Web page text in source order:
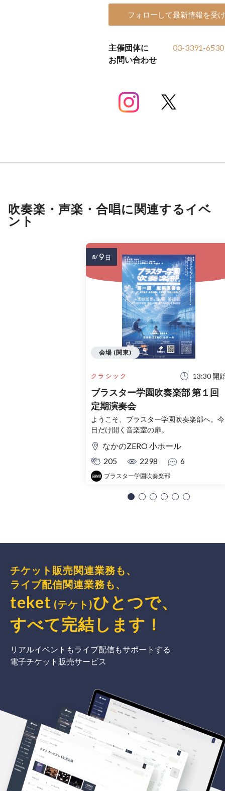
フォローして最新情報を受
主催団体に
お問い合わせ
03-3391-6530
吹奏楽・声楽・合唱に関連するイベ
ント
クラシック 13:30 開
ブラスター学園吹奏楽部 第１回
定期演奏会
ようこそ、ブラスター学園吹奏楽部へ。今
日だけ開く音楽室の扉。
なかのZERO 小ホール
205
2298 6
ブラスター学園吹奏楽部
会場 (関東)
8/ 9 日
チケット販売関連業務も、
ライブ配信関連業務も、
teket (テケト)ひとつで、
すべて完結 します ！
リアルイベントもライブ配信もサポートする
電子チケット販売サービス